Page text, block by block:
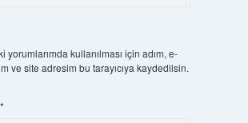
yorumlarımda kullanılması için adım, e-
ve site adresim bu tarayıcıya kaydedilsin.
*